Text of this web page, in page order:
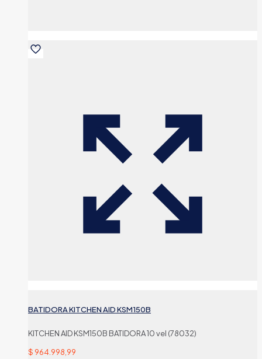
BATIDORA KITCHEN AID KSM150B
KITCHEN AID KSM150B BATIDORA 10 vel (78032)
$ 964.998,99